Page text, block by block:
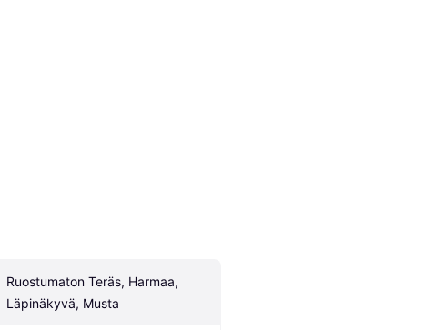
Ruostumaton Teräs, Harmaa,
Läpinäkyvä, Musta